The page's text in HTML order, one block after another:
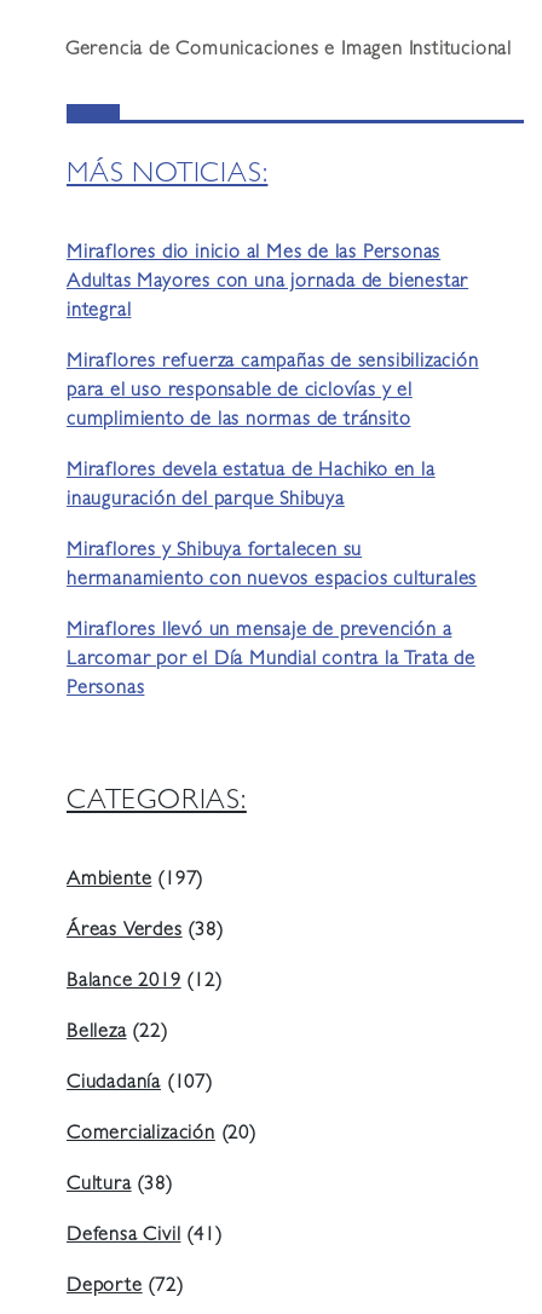
Gerencia de Comunicaciones e Imagen Institucional
MÁS NOTICIAS:
Miraflores dio inicio al Mes de las Personas
Adultas Mayores con una jornada de bienestar
integral
Miraflores refuerza campañas de sensibilización
para el uso responsable de ciclovías y el
cumplimiento de las normas de tránsito
Miraflores devela estatua de Hachiko en la
inauguración del parque Shibuya
Miraflores y Shibuya fortalecen su
hermanamiento con nuevos espacios culturales
Miraflores llevó un mensaje de prevención a
Larcomar por el Día Mundial contra la Trata de
Personas
CATEGORIAS:
Ambiente(197)
Áreas Verdes(38)
Balance 2019(12)
Belleza(22)
Ciudadanía (107)
Comercialización(20)
Cultura(38)
Defensa Civil(41)
Deporte(72)